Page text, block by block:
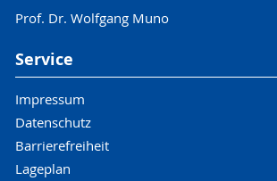
Prof. Dr. Wolfgang Muno
Service
Impressum
Datenschutz
Barrierefreiheit
Lageplan